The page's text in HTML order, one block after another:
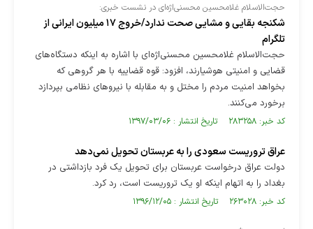
حجت‌الاسلام غلامحسین محسنی‌اژه‌ای در نشست خبری:
شکنجه بقایی و مشایی صحت ندارد/خروج ۱۷ میلیون ایرانی از
تلگرام
حجت‌الاسلام غلامحسین محسنی‌اژه‌ای با اشاره به اینکه دستگاه‌های
قضایی و امنیتی هوشیارند، افزود: قوه قضاییه با هر گروهی که
بخواهد امنیت مردم را مختل و به مقابله با نیروهای نظامی بپردازد
برخورد می‌کنند.
کد خبر: ۲۸۳۲۵۸ تاریخ انتشار : ۱۳۹۷/۰۳/۰۶
عراق تروریست سعودی را به عربستان تحویل نمی‌دهد
دولت عراق درخواست عربستان برای تحویل یک فرد بازداشتی در
بغداد را به اتهام اینکه او یک تروریست است، رد کرد.
کد خبر: ۲۶۳۰۲۸ تاریخ انتشار : ۱۳۹۶/۱۲/۰۵